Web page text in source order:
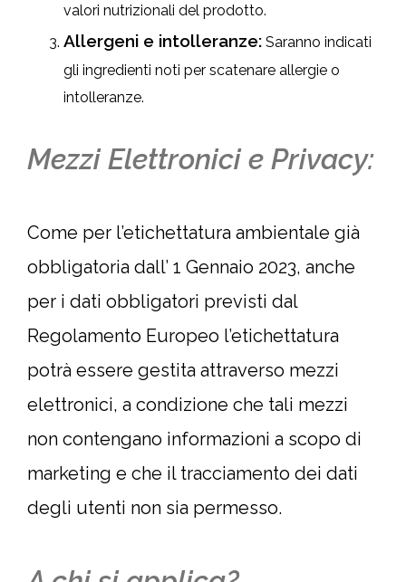
valori nutrizionali del prodotto.
Allergeni e intolleranze: Saranno indicati
gli ingredienti noti per scatenare allergie o
intolleranze.
Mezzi Elettronici e Privacy:
Come per l’etichettatura ambientale già
obbligatoria dall’ 1 Gennaio 2023, anche
per i dati obbligatori previsti dal
Regolamento Europeo l’etichettatura
potrà essere gestita attraverso mezzi
elettronici, a condizione che tali mezzi
non contengano informazioni a scopo di
marketing e che il tracciamento dei dati
degli utenti non sia permesso.